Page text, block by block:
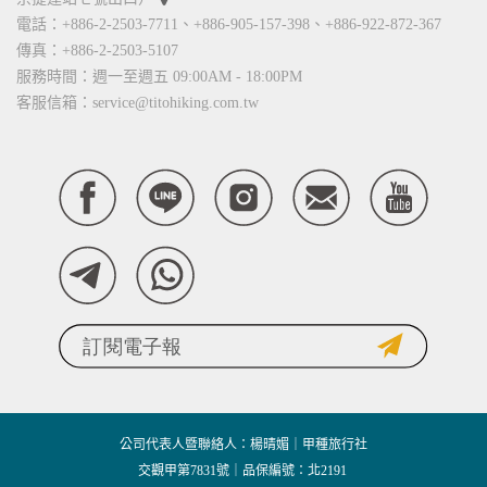
電話：+886-2-2503-7711、+886-905-157-398、+886-922-872-367
傳真：+886-2-2503-5107
服務時間：週一至週五 09:00AM - 18:00PM
客服信箱：service@titohiking.com.tw
公司代表人暨聯絡人：楊晴媚｜甲種旅行社
交觀甲第7831號｜品保編號：北2191